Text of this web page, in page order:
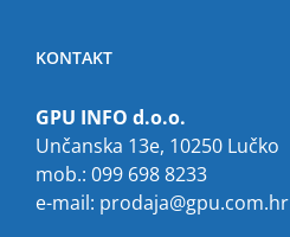
KONTAKT
GPU INFO d.o.o.
Unčanska 13e, 10250 Lučko
mob.: 099 698 8233
e-mail: prodaja@gpu.com.hr